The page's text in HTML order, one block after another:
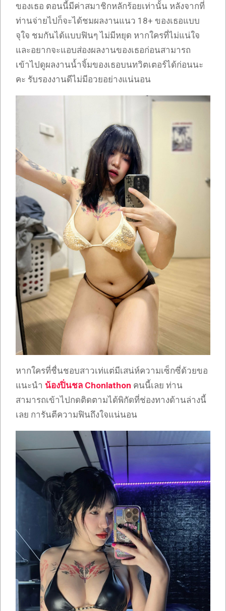
ของเธอ ตอนนี้มีค่าสมาชิกหลักร้อยเท่านั้น หลังจากที่
ท่านจ่ายไปก็จะได้ชมผลงานแนว 18+ ของเธอแบบ
จุใจ ชมกันได้แบบฟินๆ ไม่มีหยุด หากใครที่ไม่แน่ใจ
และอยากจะแอบส่องผลงานของเธอก่อนสามารถ
เข้าไปดูผลงานน้ำจิ้มของเธอบนทวิตเตอร์ได้ก่อนนะ
คะ รับรองงานดีไม่มีอวยอย่างแน่นอน
หากใครที่ชื่นชอบสาวเท่แต่มีเสน่ห์ความเซ็กซี่ด้วยขอ
แนะนำ น้องปิ่นชล Chonlathon คนนี้เลย ท่าน
สามารถเข้าไปกดติดตามได้พิกัดที่ช่องทางด้านล่างนี้
เลย การันตีความฟินถึงใจแน่นอน